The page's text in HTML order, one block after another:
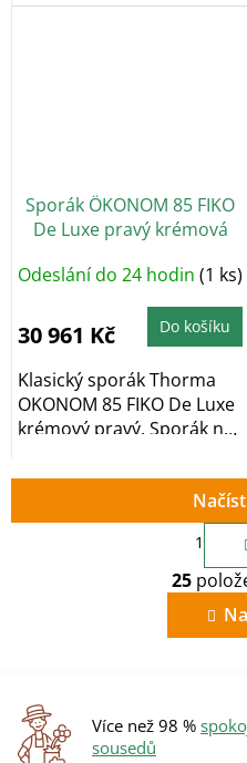
Sporák ÖKONOM 85 FIKO
De Luxe pravý krémová
Odeslání do 24 hodin (1 ks)
30 961 Kč Do košíku
Klasický sporák Thorma
OKONOM 85 FIKO De Luxe
krémový pravý. Sporák na
1
25
Více než 98 %
sousedů